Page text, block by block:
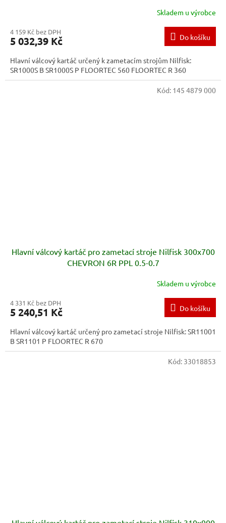
Skladem u výrobce
4 159 Kč bez DPH
5 032,39 Kč Do košíku
Hlavní válcový kartáč určený k zametacím strojům Nilfisk:
SR1000S B SR1000S P FLOORTEC 560 FLOORTEC R 360
Hlavní válcový kartáč pro zametací stroje Nilfisk 300x700
CHEVRON 6R PPL 0.5-0.7
Skladem u výrobce
4 331 Kč bez DPH
5 240,51 Kč Do košíku
Hlavní válcový kartáč určený pro zametací stroje Nilfisk: SR11001
B SR1101 P FLOORTEC R 670
Kód: 145 4879 000
Kód: 33018853